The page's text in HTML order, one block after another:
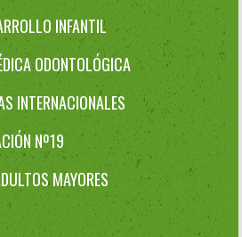
INFANTIL
ODONTOLÓGICA
INTERNACIONALES
Nº19
MAYORES